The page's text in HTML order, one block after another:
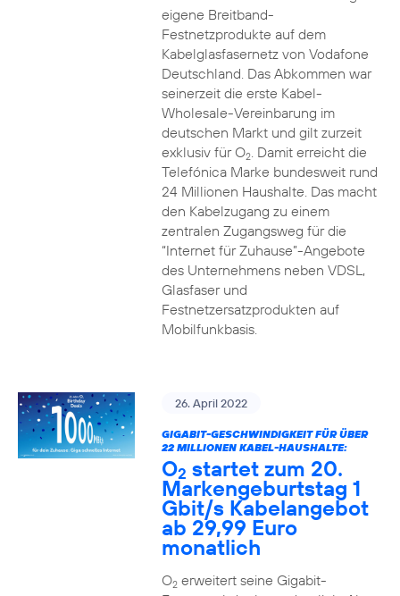
eigene Breitband-
Festnetzprodukte auf dem
Kabelglasfasernetz von Vodafone
Deutschland. Das Abkommen war
seinerzeit die erste Kabel-
Wholesale-Vereinbarung im
deutschen Markt und gilt zurzeit
exklusiv für O2. Damit erreicht die
Telefónica Marke bundesweit rund
24 Millionen Haushalte. Das macht
den Kabelzugang zu einem
zentralen Zugangsweg für die
“Internet für Zuhause”-Angebote
des Unternehmens neben VDSL,
Glasfaser und
Festnetzersatzprodukten auf
Mobilfunkbasis.
26. April 2022
GIGABIT-GESCHWINDIGKEIT FÜR ÜBER
22 MILLIONEN KABEL-HAUSHALTE:
O2 startet zum 20.
Markengeburtstag 1
Gbit/s Kabelangebot
ab 29,99 Euro
monatlich
O2erweitert seine Gigabit-